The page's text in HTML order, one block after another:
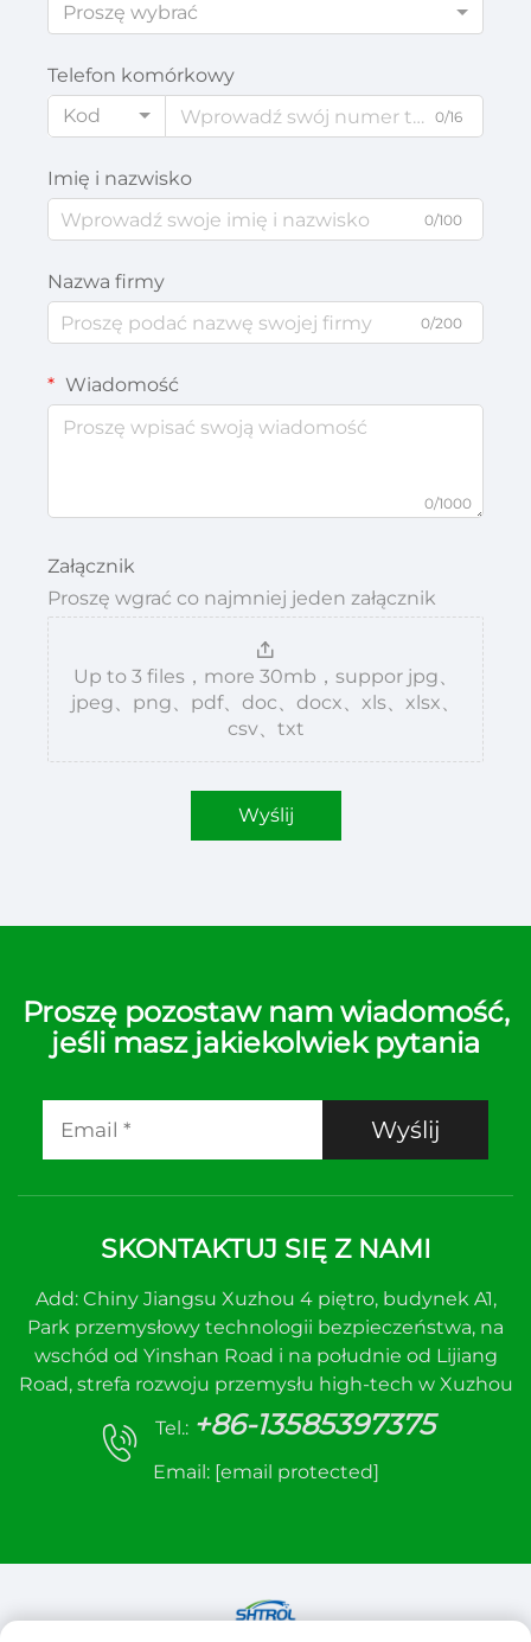
Proszę wybrać
Telefon komórkowy
Kod
0/16
Imię i nazwisko
0/100
Nazwa firmy
0/200
Wiadomość
0/1000
Załącznik
Proszę wgrać co najmniej jeden załącznik
Up to 3 files，more 30mb，suppor jpg、
jpeg、png、pdf、doc、docx、xls、xlsx、
csv、txt
Wyślij
Proszę pozostaw nam wiadomość,
jeśli masz jakiekolwiek pytania
Wyślij
SKONTAKTUJ SIĘ Z NAMI
Add: Chiny Jiangsu Xuzhou 4 piętro, budynek A1,
Park przemysłowy technologii bezpieczeństwa, na
wschód od Yinshan Road i na południe od Lijiang
Road, strefa rozwoju przemysłu high-tech w Xuzhou
Tel.: +86-13585397375
Email: [email protected]